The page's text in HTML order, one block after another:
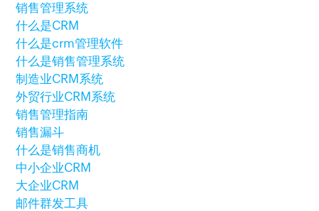
销售管理系统
什么是CRM
什么是crm管理软件
什么是销售管理系统
制造业CRM系统
外贸行业CRM系统
销售管理指南
销售漏斗
什么是销售商机
中小企业CRM
大企业CRM
邮件群发工具